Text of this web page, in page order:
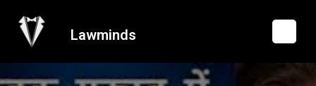
Lawminds